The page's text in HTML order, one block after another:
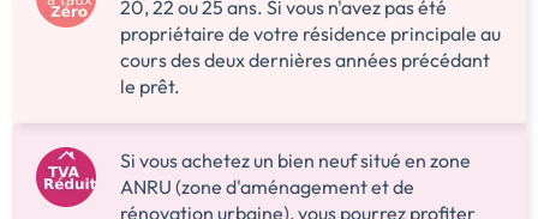
20, 22 ou 25 ans. Si vous n'avez pas été
propriétaire de votre résidence principale au
cours des deux dernières années précédant
le prêt.
Si vous achetez un bien neuf situé en zone
ANRU (zone d'aménagement et de
rénovation urbaine), vous pourrez profiter